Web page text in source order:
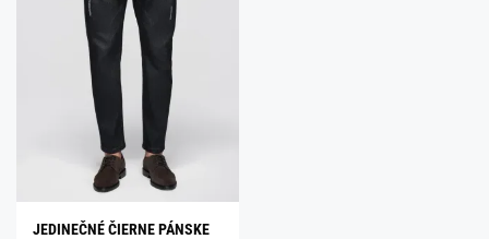
JEDINEČNÉ ČIERNE PÁNSKE